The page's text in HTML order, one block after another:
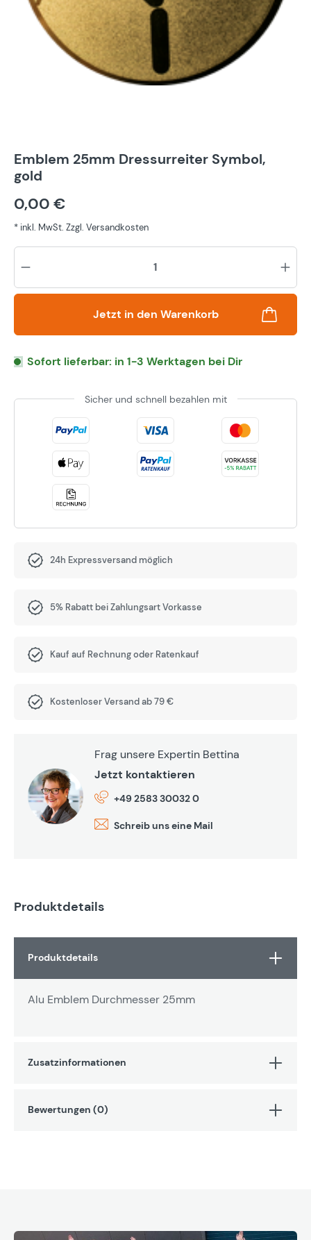
Emblem 25mm Dressurreiter Symbol,
gold
0,00 €
* inkl. MwSt. Zzgl. Versandkosten
Jetzt in den Warenkorb
Sofort lieferbar: in 1-3 Werktagen bei Dir
Sicher und schnell bezahlen mit
24h Expressversand möglich
5% Rabatt bei Zahlungsart Vorkasse
Kauf auf Rechnung oder Ratenkauf
Kostenloser Versand ab 79 €
Frag unsere Expertin Bettina
Jetzt kontaktieren
+49 2583 30032 0
Schreib uns eine Mail
Produktdetails
Produktdetails
Alu Emblem Durchmesser 25mm
Zusatzinformationen
Bewertungen (0)